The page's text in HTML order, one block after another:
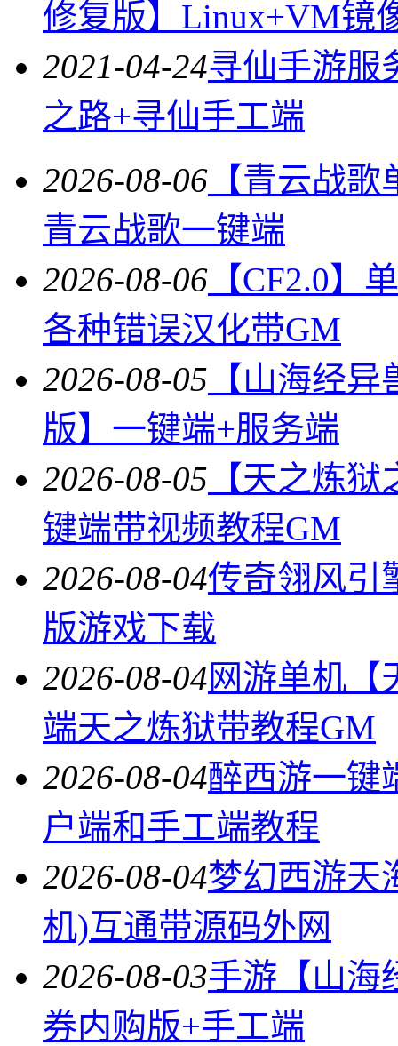
修复版】Linux+VM镜
2021-04-24寻仙手游服
之路+寻仙手工端
2026-08-06 【青云战
青云战歌一键端
2026-08-06 【CF2.0】
各种错误汉化带GM
2026-08-05 【山海经
版】一键端+服务端
2026-08-05 【天之炼
键端带视频教程GM
2026-08-04传奇翎风引
版游戏下载
2026-08-04网游单机【
端天之炼狱带教程GM
2026-08-04醉西游一键
户端和手工端教程
2026-08-04梦幻西游天
机)互通带源码外网
2026-08-03手游【山海
券内购版+手工端